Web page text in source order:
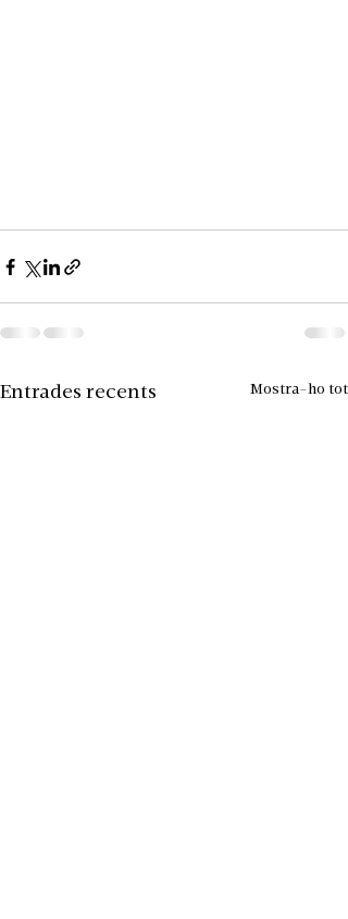
Entrades recents Mostra-ho tot